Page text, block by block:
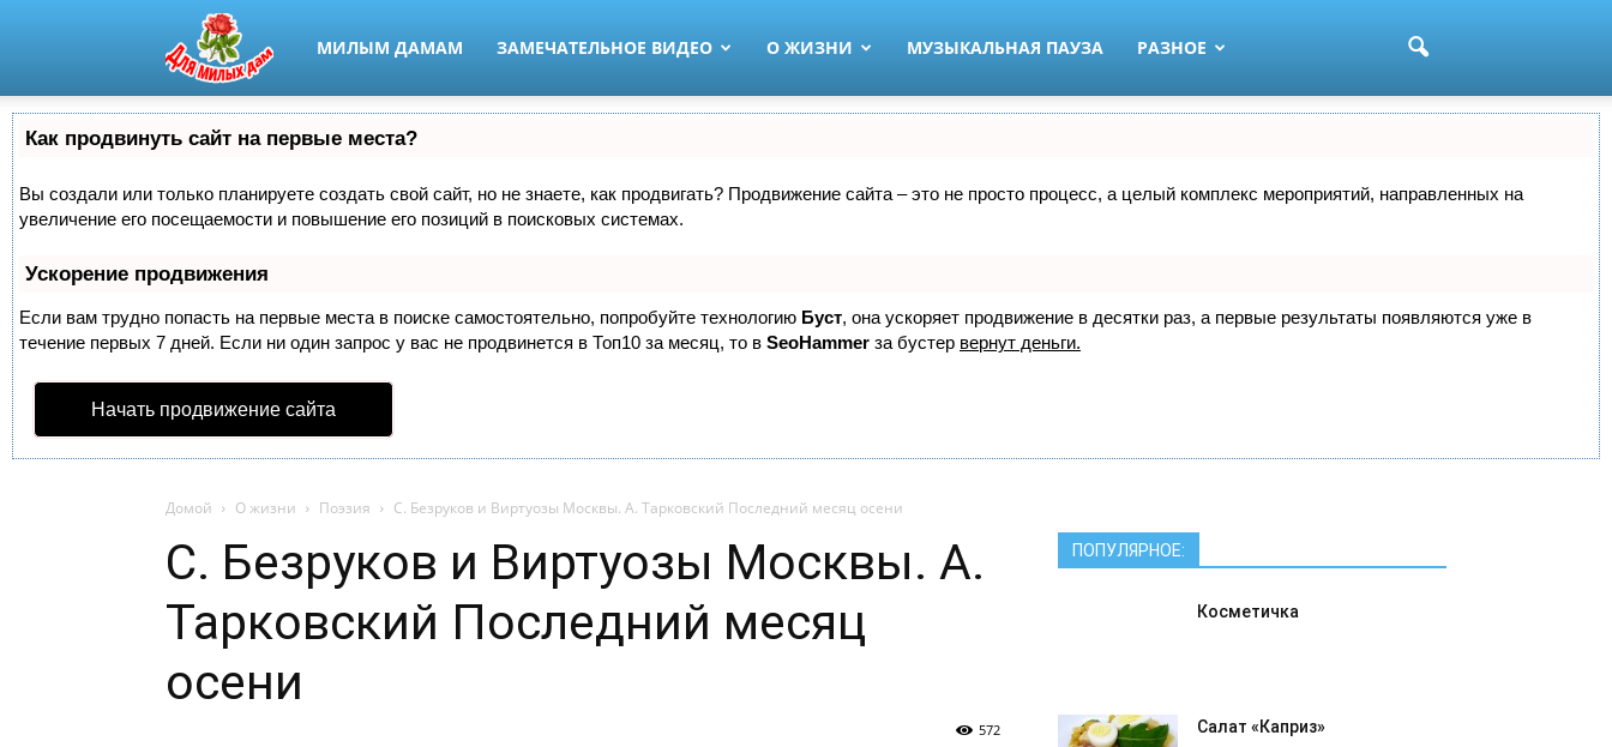
МИЛЫМ ДАМАМ ЗАМЕЧАТЕЛЬНОЕ ВИДЕО О ЖИЗНИ МУЗЫКАЛЬНАЯ ПАУЗА РАЗНОЕ
Как продвинуть сайт на первые места?
Вы создали или только планируете создать свой сайт, но не знаете, как продвигать? Продвижение сайта – это не просто процесс, а целый комплекс мероприятий, направленных на
увеличение его посещаемости и повышение его позиций в поисковых системах.
Ускорение продвижения
Если вам трудно попасть на первые места в поиске самостоятельно, попробуйте технологию Буст, она ускоряет продвижение в десятки раз, а первые результаты появляются уже в
течение первых 7 дней. Если ни один запрос у вас не продвинется в Топ10 за месяц, то в SeoHammer за бустер вернут деньги.
Начать продвижение сайта
Домой О жизни Поэзия С. Безруков и Виртуозы Москвы. А. Тарковский Последний месяц осени
С. Безруков и Виртуозы Москвы. А.
Тарковский Последний месяц
осени
572
ПОПУЛЯРНОЕ:
Косметичка
Салат «Каприз»